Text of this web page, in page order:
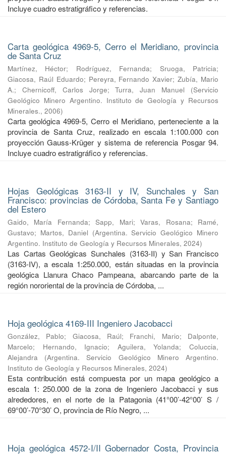
Incluye cuadro estratigráfico y referencias.
Carta geológica 4969-5, Cerro el Meridiano, provincia
de Santa Cruz
Martínez, Héctor; Rodríguez, Fernanda; Sruoga, Patricia;
Giacosa, Raúl Eduardo; Pereyra, Fernando Xavier;Zubía, Mario
A.; Chernicoff, Carlos Jorge;Turra, Juan Manuel (Servicio
Geológico Minero Argentino. Instituto de Geología y Recursos
Minerales., 2006)
Carta geológica 4969-5, Cerro el Meridiano, perteneciente a la
provincia de Santa Cruz, realizado en escala 1:100.000 con
proyección Gauss-Krüger y sistema de referencia Posgar 94.
Incluye cuadro estratigráfico y referencias.
Hojas Geológicas 3163-II y IV, Sunchales y San
Francisco: provincias de Córdoba, Santa Fe y Santiago
del Estero
Gaido, María Fernanda;Sapp, Mari;Varas, Rosana; Ramé,
Gustavo; Martos, Daniel (Argentina. Servicio Geológico Minero
Argentino. Instituto de Geología y Recursos Minerales, 2024)
Las Cartas Geológicas Sunchales (3163-II) y San Francisco
(3163-IV), a escala 1:250.000, están situadas en la provincia
geológica Llanura Chaco Pampeana, abarcando parte de la
región nororiental de la provincia de Córdoba, ...
Hoja geológica 4169-III Ingeniero Jacobacci
González, Pablo; Giacosa, Raúl; Franchi, Mario; Dalponte,
Marcelo; Hernando, Ignacio; Aguilera, Yolanda;Coluccia,
Alejandra
(Argentina. Servicio Geológico Minero Argentino.
Instituto de Geología y Recursos Minerales, 2024)
Esta contribución está compuesta por un mapa geológico a
escala 1: 250.000 de la zona de Ingeniero Jacobacci y sus
alrededores, en el norte de la Patagonia (41°00’-42°00’ S /
69°00’-70°30’ O, provincia de Río Negro, ...
Hoja geológica 4572-I/II Gobernador Costa, Provincia